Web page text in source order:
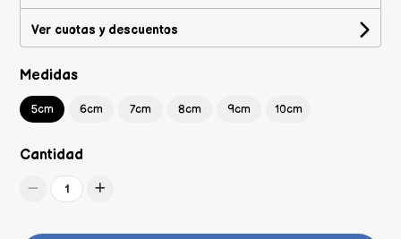
Ver cuotas y descuentos
Medidas
5cm 6cm 7cm 8cm 9cm 10cm
Cantidad
1